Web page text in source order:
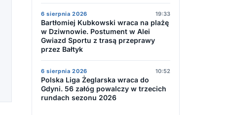
6 sierpnia 2026 19:33
Bartłomiej Kubkowski wraca na plażę
w Dziwnowie. Postument w Alei
Gwiazd Sportu z trasą przeprawy
przez Bałtyk
6 sierpnia 2026 10:52
Polska Liga Żeglarska wraca do
Gdyni. 56 załóg powalczy w trzecich
rundach sezonu 2026